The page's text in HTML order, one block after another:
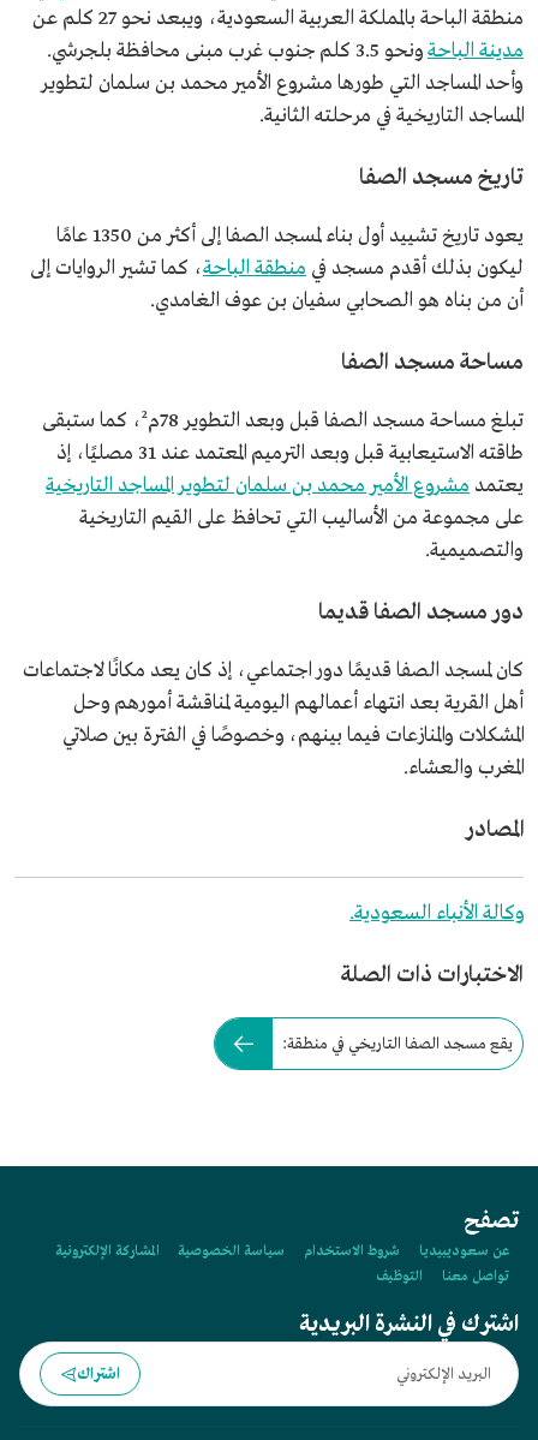
منطقة الباحة بالمملكة العربية السعودية، ويبعد نحو 27 كلم عن
مدينة الباحة
ونحو 3.5 كلم جنوب غرب مبنى محافظة بلجرشي.
وأحد المساجد التي طورها مشروع الأمير محمد بن سلمان لتطوير
المساجد التاريخية في مرحلته الثانية.
تاريخ مسجد الصفا
يعود تاريخ تشييد أول بناء لمسجد الصفا إلى أكثر من 1350 عامًا
ليكون بذلك أقدم مسجد في منطقة الباحة، كما تشير الروايات إلى
أن من بناه هو الصحابي سفيان بن عوف الغامدي.
مساحة مسجد الصفا
تبلغ مساحة مسجد الصفا قبل وبعد التطوير 78م²، كما ستبقى
طاقته الاستيعابية قبل وبعد الترميم المعتمد عند 31 مصليًا، إذ
يعتمد مشروع الأمير محمد بن سلمان لتطوير المساجد التاريخية
على مجموعة من الأساليب التي تحافظ على القيم التاريخية
والتصميمية.
دور مسجد الصفا قديما
كان لمسجد الصفا قديمًا دور اجتماعي، إذ كان يعد مكانًا لاجتماعات
أهل القرية بعد انتهاء أعمالهم اليومية لمناقشة أمورهم وحل
المشكلات والمنازعات فيما بينهم، وخصوصًا في الفترة بين صلاتي
المغرب والعشاء.
المصادر
وكالة الأنباء السعودية.
الاختبارات ذات الصلة
يقع مسجد الصفا التاريخي في منطقة:
تصفح
عن سعوديبيديا شروط الاستخدام سياسة الخصوصية
المشاركة الإلكترونية
تواصل معنا
التوظيف
اشترك في النشرة البريدية
اشتراك